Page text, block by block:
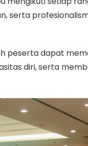
serta
peserta dapat
diri, serta